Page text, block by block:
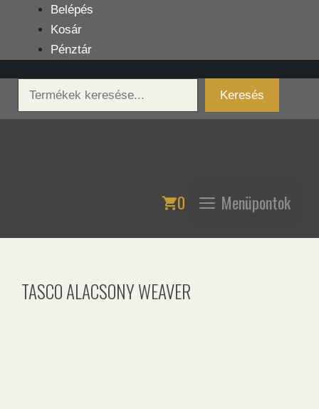
tartalomba
Belépés
Kosár
Pénztár
Keresés
Keresés
0 Menüpontok
TASCO ALACSONY WEAVER